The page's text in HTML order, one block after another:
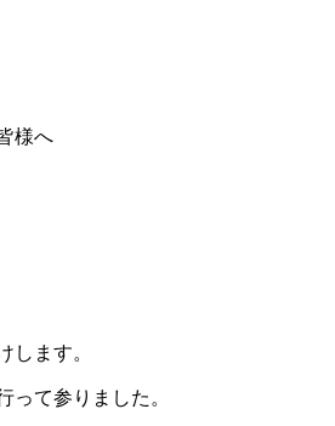
様へ
します。
って参りました。